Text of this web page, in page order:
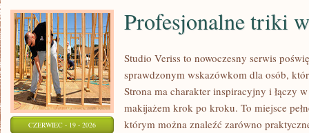
CZERWIEC - 19 - 2026
Profesjonalne triki
Studio Veriss to nowoczesny serwis
sprawdzonym wskazówkom dla osób,
Strona ma charakter inspiracyjny i łączy
makijażem krok po kroku. To miejsce
którym można znaleźć zarówno